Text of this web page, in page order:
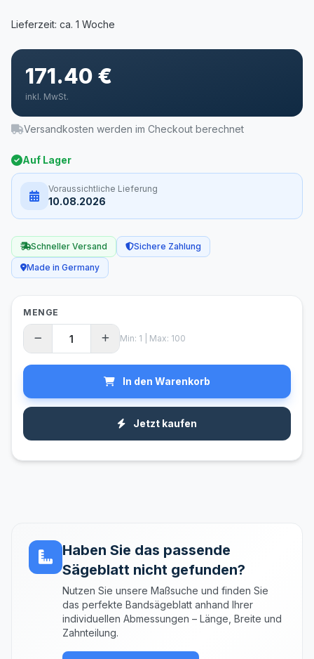
171.40 €
inkl. MwSt.
Versandkosten werden im Checkout berechnet
Auf Lager
Voraussichtliche Lieferung
10.08.2026
Schneller Versand
Sichere Zahlung
Made in Germany
MENGE
Min: 1 | Max: 100
In den Warenkorb
Jetzt kaufen
Haben Sie das passende
Sägeblatt nicht gefunden?
Nutzen Sie unsere Maßsuche und finden Sie
das perfekte Bandsägeblatt anhand Ihrer
individuellen Abmessungen – Länge, Breite und
Zahnteilung.